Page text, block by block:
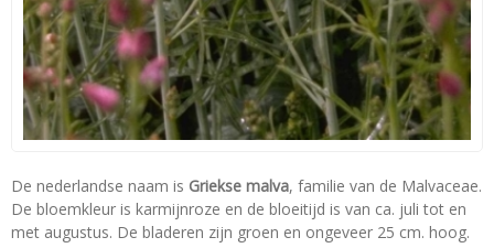
De nederlandse naam is Griekse malva, familie van de Malvaceae.
De bloemkleur is karmijnroze en de bloeitijd is van ca. juli tot en
met augustus. De bladeren zijn groen en ongeveer 25 cm. hoog.